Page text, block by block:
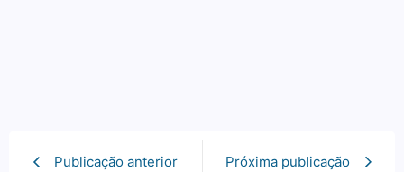
Publicação anterior Próxima publicação